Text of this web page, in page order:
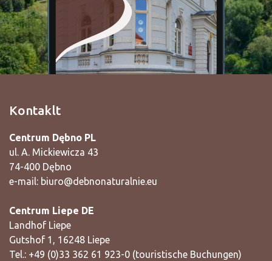
Kontaklt
Centrum Dębno PL
ul. A. Mickiewicza 43
74-400 Dębno
e-mail: biuro@debnonaturalnie.eu
Centrum Liepe DE
Landhof Liepe
Gutshof 1, 16248 Liepe
Tel.: +49 (0)33 362 61 923-0 (touristische Buchungen)